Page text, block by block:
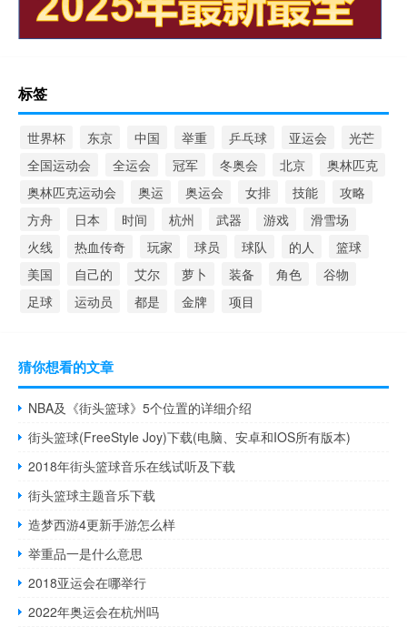
标签
世界杯 东京 中国 举重 乒乓球 亚运会
光芒
全国运动会
全运会 冠军 冬奥会 北京
奥林匹克
奥林匹克运动会
奥运 奥运会 女排 技能
攻略
方舟
日本 时间 杭州 武器 游戏
滑雪场
火线
热血传奇 玩家 球员 球队 的人
篮球
美国
自己的 艾尔 萝卜 装备 角色
谷物
足球
运动员 都是 金牌 项目
猜你想看的文章
NBA及《街头篮球》5个位置的详细介绍
街头篮球(FreeStyle Joy)下载(电脑、安卓和IOS所有版本)
2018年街头篮球音乐在线试听及下载
街头篮球主题音乐下载
造梦西游4更新手游怎么样
举重品一是什么意思
2018亚运会在哪举行
2022年奥运会在杭州吗